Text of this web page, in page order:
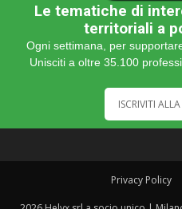
Le tematiche di
territoriali a
Ogni settimana, per
Unisciti a oltre 35.100
ISCRIVITI
Privacy Policy